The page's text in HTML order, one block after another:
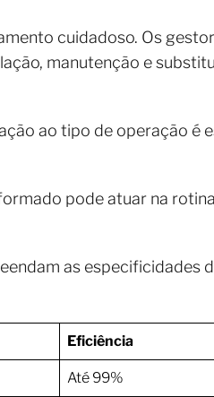
cuidadoso. Os
manutenção e
ao tipo de operação é
pode atuar na
as especificidades
Eficiência
Até 99%